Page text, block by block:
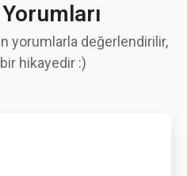
yorumlarla değerlendirilir,
hikayedir :)